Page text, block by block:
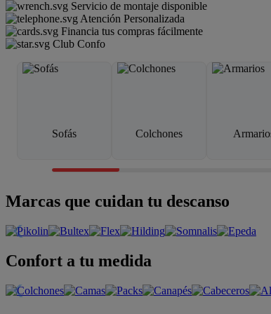
Servicio de montaje disponible
Atención Personalizada
Financia tus compras fácilmente
Club Confo
Sofás Colchones
Marcas que cuidan tu descanso
Confort a tu medida